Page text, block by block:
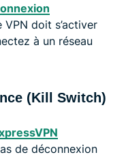
doit s’activer
à un réseau
(Kill Switch)
de déconnexion